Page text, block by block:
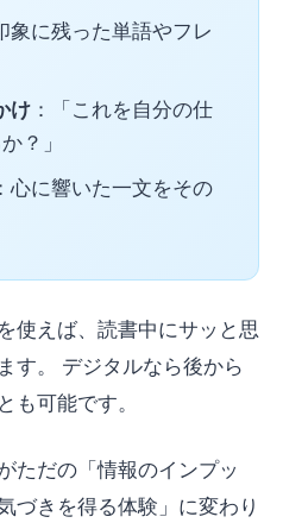
象に残った単語やフレ
け：「これを自分の仕
？」
：心に響いた一文をその
使えば、読書中にサッと思
す。 デジタルなら後から
も可能です。
ただの「情報のインプッ
づきを得る体験」に変わり